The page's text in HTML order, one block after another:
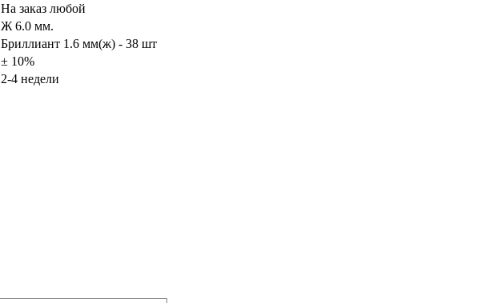
На заказ любой
Ж 6.0 мм.
Бриллиант 1.6 мм(ж) - 38 шт
± 10%
2-4 недели